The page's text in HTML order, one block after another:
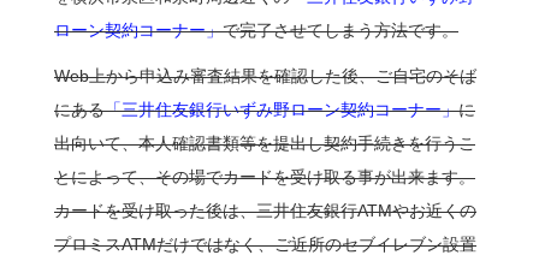
ローン契約コーナー」で完了させてしまう方法です。
Web上から申込み審査結果を確認した後、ご自宅のそば
にある「三井住友銀行いずみ野ローン契約コーナー」に
出向いて、本人確認書類等を提出し契約手続きを行うこ
とによって、その場でカードを受け取る事が出来ます。
カードを受け取った後は、三井住友銀行ATMやお近くの
プロミスATMだけではなく、ご近所のセブイレブン設置